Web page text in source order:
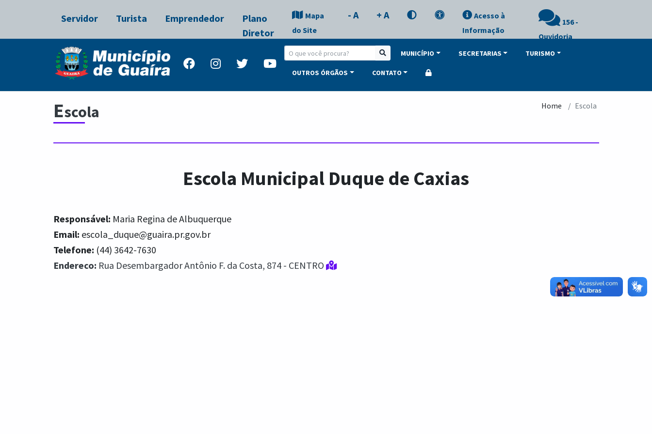
Servidor Turista Emprendedor
Plano
Diretor
Mapa
do Site
- A + A
Acesso à
Informação
156 -
Ouvidoria
MUNICÍPIO SECRETARIAS TURISMO
OUTROS ÓRGÃOS CONTATO
Escola Home Escola
Escola Municipal Duque de Caxias
Responsável: Maria Regina de Albuquerque
Email: escola_duque@guaira.pr.gov.br
Telefone: (44) 3642-7630
Endereco: Rua Desembargador Antônio F. da Costa, 874 - CENTRO